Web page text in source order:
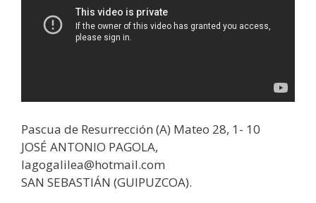
Pascua de Resurrección (A) Mateo 28, 1- 10
JOSÉ ANTONIO PAGOLA,
lagogalilea@hotmail.com
SAN SEBASTIÁN (GUIPUZCOA).